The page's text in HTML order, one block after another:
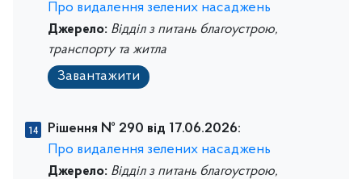
Про видалення зелених насаджень
Джерело: Відділ з питань благоустрою,
транспорту та житла
Завантажити
Рішення № 290 від 17.06.2026:
Про видалення зелених насаджень
Джерело: Відділ з питань благоустрою,